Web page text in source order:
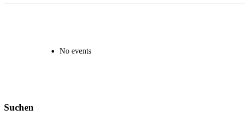
No events
Suchen